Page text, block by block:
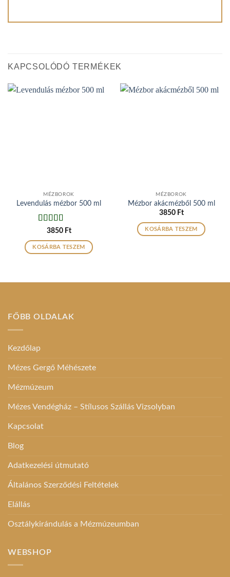
KAPCSOLÓDÓ TERMÉKEK
MÉZBOROK
Levendulás mézbor 500 ml
Értékelés:
/ 5
3850 Ft
KOSÁRBA TESZEM
MÉZBOROK
Mézbor akácmézből 500 ml
3850 Ft
KOSÁRBA TESZEM
FŐBB OLDALAK
Kezdőlap
Mézes Gergő Méhészete
Mézmúzeum
Mézes Vendégház – Stílusos Szállás Vizsolyban
Kapcsolat
Blog
Adatkezelési útmutató
Általános Szerződési Feltételek
Elállás
Osztálykirándulás a Mézmúzeumban
WEBSHOP